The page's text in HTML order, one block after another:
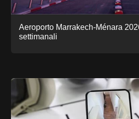
Aeroporto Marrakech-Ménara
settimanali